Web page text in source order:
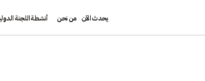
يحدث الآن من نحن أنشطة اللجنة